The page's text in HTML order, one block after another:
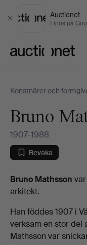
Stäng
Auctionet
Finns på
Konstnärer och
Bruno
1907–1988
Bevaka
Biografi
Bruno Mathsson
arkitekt.
Han föddes 1907 i
verksam en stor del
Mathsson var